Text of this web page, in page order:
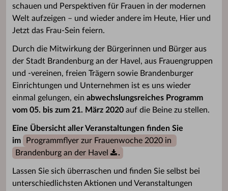
schauen und Perspektiven für Frauen in der modernen
Welt aufzeigen – und wieder andere im Heute, Hier und
Jetzt das Frau-Sein feiern.
Durch die Mitwirkung der Bürgerinnen und Bürger aus
der Stadt Brandenburg an der Havel, aus Frauengruppen
und -vereinen, freien Trägern sowie Brandenburger
Einrichtungen und Unternehmen ist es uns wieder
einmal gelungen, ein abwechslungsreiches Programm
vom 05. bis zum 21. März 2020 auf die Beine zu stellen.
Eine Übersicht aller Veranstaltungen finden Sie
im
Programmflyer zur Frauenwoche 2020 in
Brandenburg an der Havel
.
Lassen Sie sich überraschen und finden Sie selbst bei
unterschiedlichsten Aktionen und Veranstaltungen